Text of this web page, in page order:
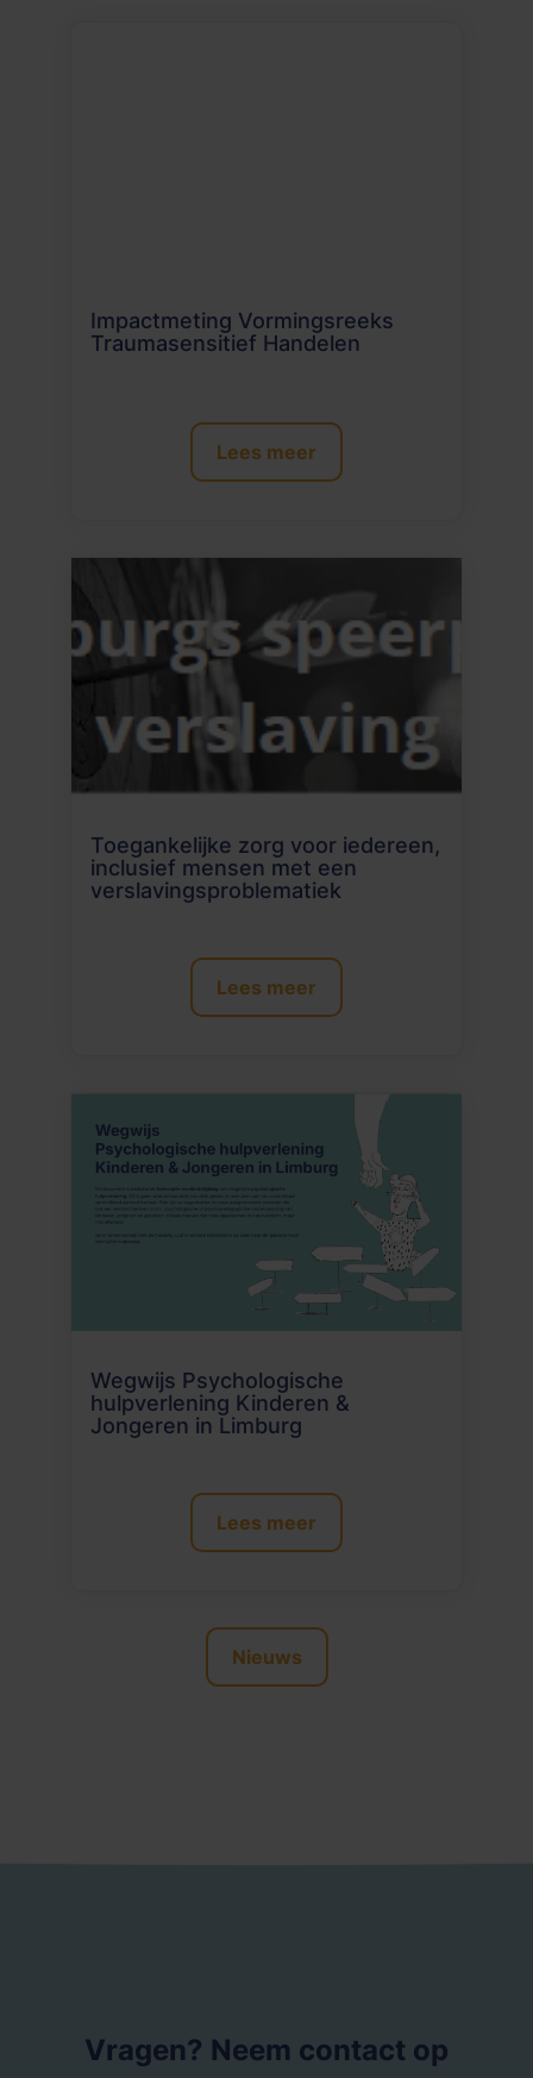
Nieuws
Impactmeting Vormingsreeks
Traumasensitief Handelen
Lees meer
Toegankelijke zorg voor iedereen,
inclusief mensen met een
verslavingsproblematiek
Lees meer
Wegwijs Psychologische
hulpverlening Kinderen &
Jongeren in Limburg
Lees meer
Vragen? Neem contact op